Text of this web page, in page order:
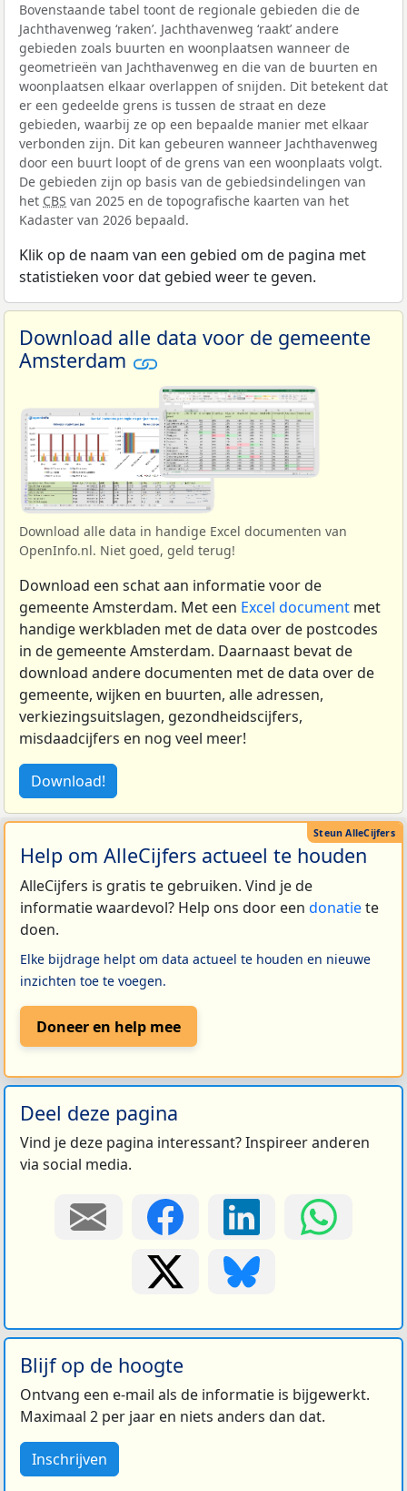
Bovenstaande tabel toont de regionale gebieden die de
Jachthavenweg ‘raken’. Jachthavenweg ‘raakt’ andere
gebieden zoals buurten en woonplaatsen wanneer de
geometrieën van Jachthavenweg en die van de buurten en
woonplaatsen elkaar overlappen of snijden. Dit betekent dat
er een gedeelde grens is tussen de straat en deze
gebieden, waarbij ze op een bepaalde manier met elkaar
verbonden zijn. Dit kan gebeuren wanneer Jachthavenweg
door een buurt loopt of de grens van een woonplaats volgt.
De gebieden zijn op basis van de gebiedsindelingen van
het CBS van 2025 en de topografische kaarten van het
Kadaster van 2026 bepaald.
Klik op de naam van een gebied om de pagina met
statistieken voor dat gebied weer te geven.
Download alle data voor de gemeente
Amsterdam
Download alle data in handige Excel documenten van
OpenInfo.nl. Niet goed, geld terug!
Download een schat aan informatie voor de
gemeente Amsterdam. Met een Excel document met
handige werkbladen met de data over de postcodes
in de gemeente Amsterdam. Daarnaast bevat de
download andere documenten met de data over de
gemeente, wijken en buurten, alle adressen,
verkiezingsuitslagen, gezondheidscijfers,
misdaadcijfers en nog veel meer!
Download!
Help om AlleCijfers actueel te houden
AlleCijfers is gratis te gebruiken. Vind je de
informatie waardevol? Help ons door een donatiete
doen.
Elke bijdrage helpt om data actueel te houden en nieuwe
inzichten toe te voegen.
Doneer en help mee
Deel deze pagina
Vind je deze pagina interessant? Inspireer anderen
via social media.
Blijf op de hoogte
Ontvang een e-mail als de informatie is bijgewerkt.
Maximaal 2 per jaar en niets anders dan dat.
Inschrijven